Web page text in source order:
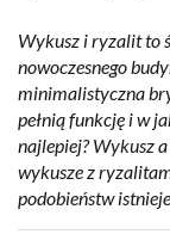
Wykusz i ryzalit to
nowoczesnego
minimalistyczna
pełnią funkcję i w
najlepiej? Wykusz
wykusze z
podobieństw